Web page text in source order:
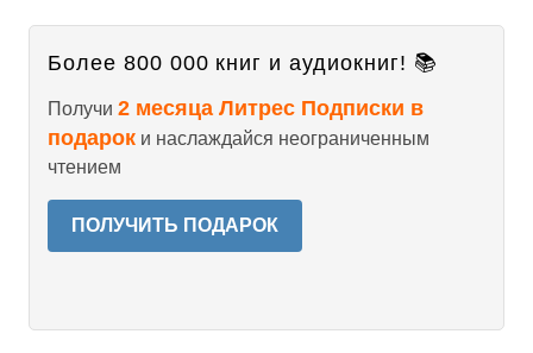
Более 800 000 книг и аудиокниг! 📚
Получи 2 месяца Литрес Подписки в
подарок и наслаждайся неограниченным
чтением
ПОЛУЧИТЬ ПОДАРОК